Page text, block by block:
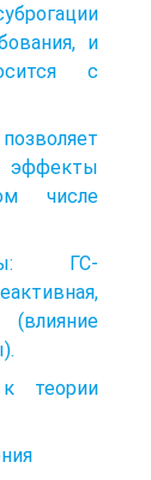
и
с
числе
ГС-
(влияние
теории